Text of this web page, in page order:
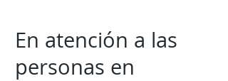
En atención a las
personas en